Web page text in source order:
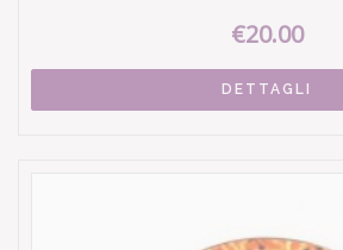
€20.00
DETTAGLI